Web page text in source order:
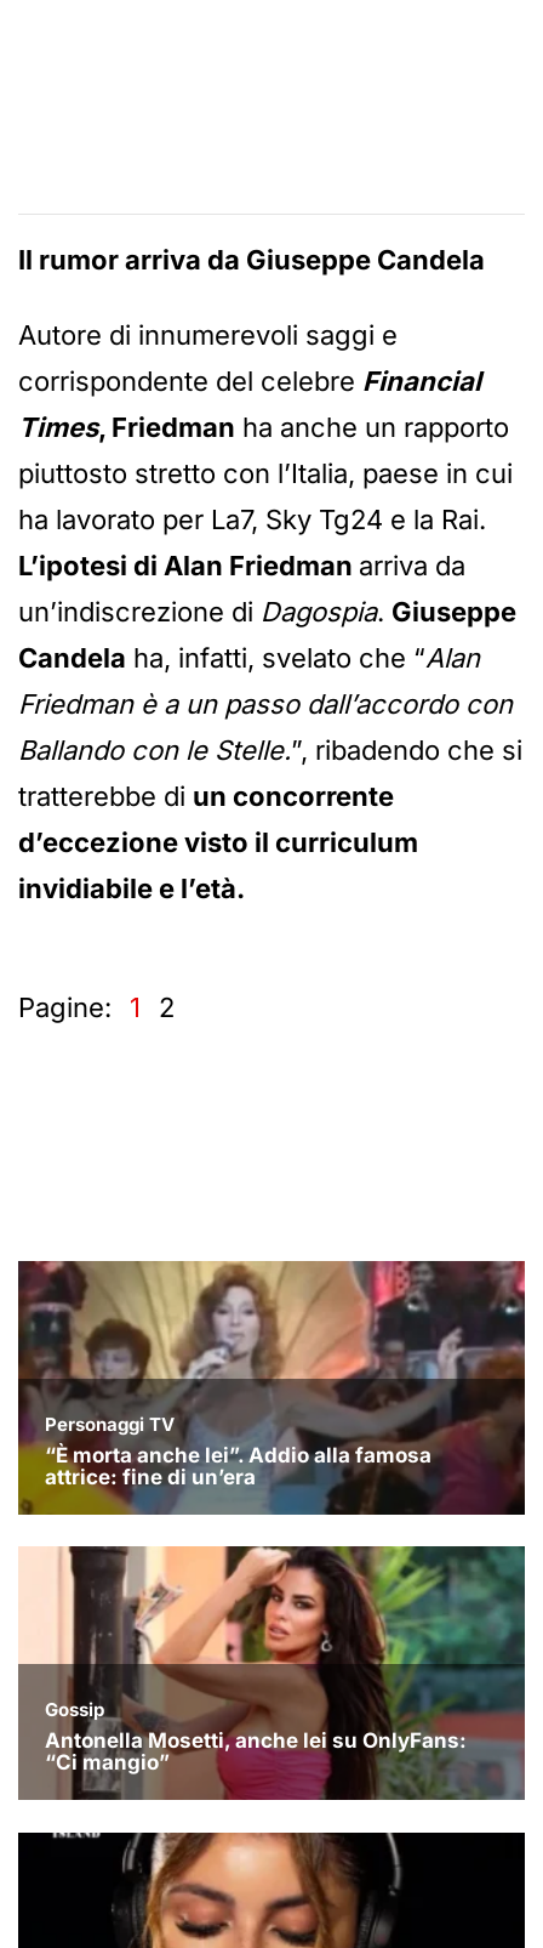
Il rumor arriva da Giuseppe Candela
Autore di innumerevoli saggi e
corrispondente del celebre Financial
Times, Friedman ha anche un rapporto
piuttosto stretto con l’Italia, paese in cui
ha lavorato per La7, Sky Tg24 e la Rai.
L’ipotesi di Alan Friedman arriva da
un’indiscrezione di Dagospia. Giuseppe
Candela ha, infatti, svelato che “Alan
Friedman è a un passo dall’accordo con
Ballando con le Stelle.”, ribadendo che si
tratterebbe di un concorrente
d’eccezione visto il curriculum
invidiabile e l’età.
Pagine: 1 2